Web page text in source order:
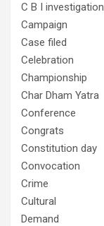
C B I investigation
Campaign
Case filed
Celebration
Championship
Char Dham Yatra
Conference
Congrats
Constitution day
Convocation
Crime
Cultural
Demand